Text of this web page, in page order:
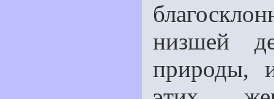
низшей
природы,